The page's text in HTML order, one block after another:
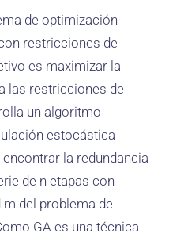
de optimización
restricciones de
es maximizar la
las restricciones de
un algoritmo
estocástica
la redundancia
de n etapas con
del problema de
GA es una técnica